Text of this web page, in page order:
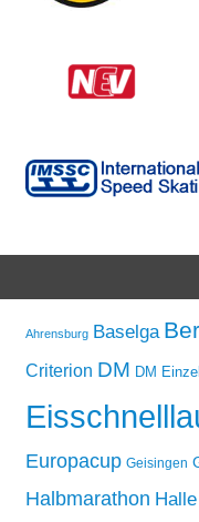
Ahrensburg Baselga
Criterion DM DM
Europacup Geisingen
Halbmarathon Halle